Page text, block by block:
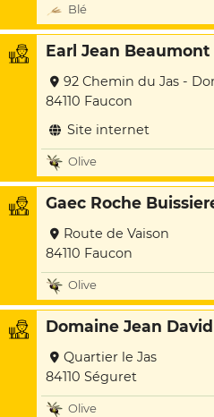
Blé
Earl Jean Beaumont
92 Chemin du Jas -
84110 Faucon
Site internet
Olive
Gaec Roche
Route de Vaison
84110 Faucon
Olive
Domaine Jean David
Quartier le Jas
84110 Séguret
Olive